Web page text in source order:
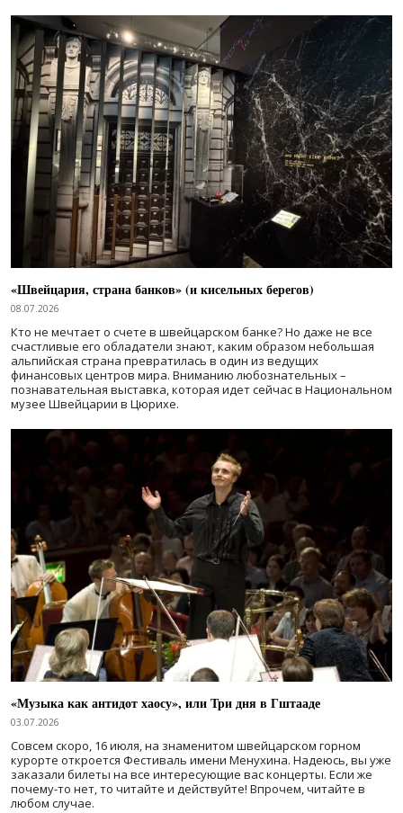
«Швейцария, страна банков» (и кисельных берегов)
08.07.2026
Кто не мечтает о счете в швейцарском банке? Но даже не все
счастливые его обладатели знают, каким образом небольшая
альпийская страна превратилась в один из ведущих
финансовых центров мира. Вниманию любознательных –
познавательная выставка, которая идет сейчас в Национальном
музее Швейцарии в Цюрихе.
«Музыка как антидот хаосу», или Три дня в Гштааде
03.07.2026
Совсем скоро, 16 июля, на знаменитом швейцарском горном
курорте откроется Фестиваль имени Менухина. Надеюсь, вы уже
заказали билеты на все интересующие вас концерты. Если же
почему-то нет, то читайте и действуйте! Впрочем, читайте в
любом случае.